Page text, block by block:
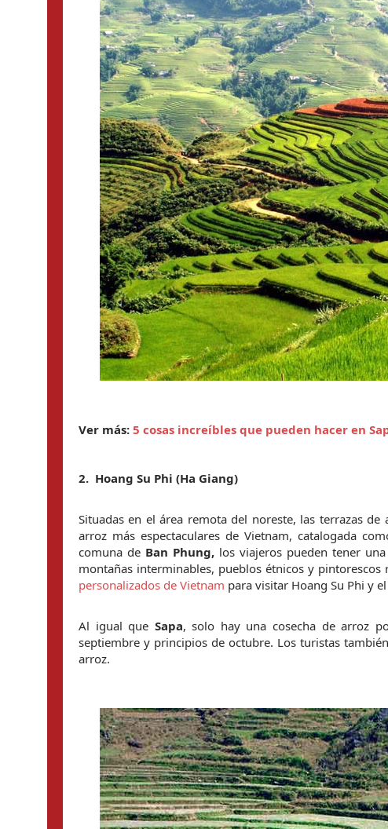
Ver más: 5 cosas increíbles que pueden hacer en
2. Hoang Su Phi (Ha Giang)
Situadas en el área remota del noreste, las terrazas de
arroz más espectaculares de Vietnam, catalogada
comuna de Ban Phung, los viajeros pueden tener
montañas interminables, pueblos étnicos y
personalizados de Vietnam para visitar Hoang Su Phi y
Al igual que Sapa, solo hay una cosecha de arroz
septiembre y principios de octubre. Los turistas
arroz.